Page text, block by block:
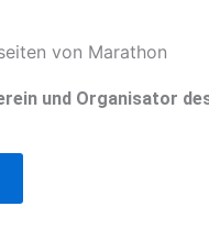
von Marathon
und Organisator